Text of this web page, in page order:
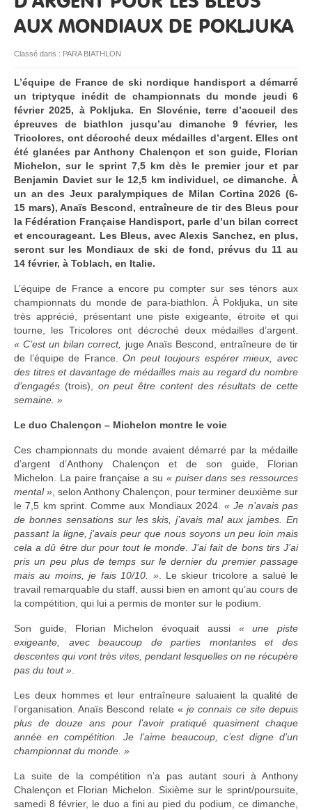
RESSOURCES
AUX MONDIAUX DE POKLJUKA
Classé dans : PARA BIATHLON
L’équipe de France de ski nordique handisport a démarré
un triptyque inédit de championnats du monde jeudi 6
février 2025, à Pokljuka. En Slovénie, terre d’accueil des
épreuves de biathlon jusqu’au dimanche 9 février, les
Tricolores, ont décroché deux médailles d’argent. Elles ont
été glanées par Anthony Chalençon et son guide, Florian
Michelon, sur le sprint 7,5 km dès le premier jour et par
Benjamin Daviet sur le 12,5 km individuel, ce dimanche. À
un an des Jeux paralympiques de Milan Cortina 2026 (6-
15 mars), Anaïs Bescond, entraîneure de tir des Bleus pour
la Fédération Française Handisport, parle d’un bilan correct
et encourageant. Les Bleus, avec Alexis Sanchez, en plus,
seront sur les Mondiaux de ski de fond, prévus du 11 au
14 février, à Toblach, en Italie.
L’équipe de France a encore pu compter sur ses ténors aux
championnats du monde de para-biathlon. À Pokljuka, un site
très apprécié, présentant une piste exigeante, étroite et qui
tourne, les Tricolores ont décroché deux médailles d’argent.
« C’est un bilan correct,
juge Anaïs Bescond, entraîneure de tir
de l’équipe de France.
On peut toujours espérer mieux, avec
des titres et davantage de médailles mais au regard du nombre
d’engagés (trois), on peut être content des résultats de cette
semaine. »
Le duo Chalençon – Michelon montre le voie
Ces championnats du monde avaient démarré par la médaille
d’argent d’Anthony Chalençon et de son guide, Florian
Michelon. La paire française a su « puiser dans ses ressources
mental » , selon Anthony Chalençon, pour terminer deuxième sur
le 7,5 km sprint. Comme aux Mondiaux 2024.« Je n’avais pas
de bonnes sensations sur les skis, j’avais mal aux jambes. En
passant la ligne, j’avais peur que nous soyons un peu loin mais
cela a dû être dur pour tout le monde. J’ai fait de bons tirs J’ai
pris un peu plus de temps sur le dernier du premier passage
mais au moins, je fais 10/10. ». Le skieur tricolore a salué le
travail remarquable du staff, aussi bien en amont qu’au cours de
la compétition, qui lui a permis de monter sur le podium.
Son guide, Florian Michelon évoquait aussi « une piste
exigeante, avec beaucoup de parties montantes et des
descentes qui vont très vites, pendant lesquelles on ne récupère
pas du tout »
Les deux hommes et leur entraîneure saluaient la qualité de
l’organisation. Anaïs Bescond relate «je connais ce site depuis
plus de douze ans pour l’avoir pratiqué quasiment chaque
année en compétition. Je l’aime beaucoup, c’est digne d’un
championnat du monde. »
La suite de la compétition n’a pas autant souri à Anthony
Chalençon et Florian Michelon. Sixième sur le sprint/poursuite,
samedi 8 février, le duo a fini au pied du podium, ce dimanche,